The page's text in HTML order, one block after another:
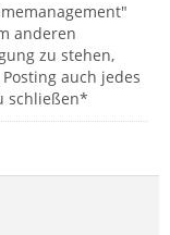
anderen
zu stehen,
auch jedes
schließen*